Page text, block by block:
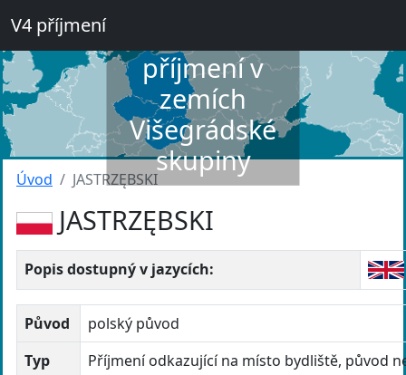
V4 příjmení
příjmení v
zemích
Višegrádské
skupiny
Úvod JASTRZĘBSKI
JASTRZĘBSKI
Popis dostupný v jazycích:
Původ
polský původ
Typ
Příjmení odkazující na místo bydliště, původ